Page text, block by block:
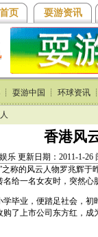
首页 耍游资讯
┊ 耍游中国 ┊ 环球资讯
香港风
乐 更新日期：2011-1-26
称的风云人物罗兆辉于
给一名女友时，突然心
业，便踏足社会，初
了上市公司东方红，